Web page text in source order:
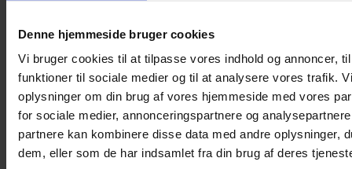
Denne hjemmeside bruger cookies
Vi bruger cookies til at tilpasse vores indhold og annoncer,
funktioner til sociale medier og til at analysere vores trafik.
oplysninger om din brug af vores hjemmeside med vores
for sociale medier, annonceringspartnere og
partnere kan kombinere disse data med andre oplysninger,
dem, eller som de har indsamlet fra din brug af deres
med en maksimal temperatur på ca. 60 °C.
Fyld dunken op til 2/3, og pres derefter forsigtigt
overskydende luft ud, inden proppen skrues fast.
Kontrollér altid, at proppen er lukket tæt, og at der ikke er
utætheder, før dunken tages i brug.
EFTER BRUG
Tøm varmedunken helt, og lad den lufttørre, inden proppen